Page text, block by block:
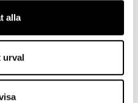
alla
urval
under
en
Det kommer att gå
visering för